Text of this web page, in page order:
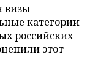
визы
категории
российских
этот